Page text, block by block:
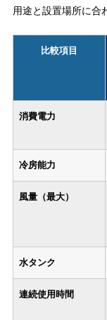
用途と設置場所に合
比較項目
消費電力
冷房能力
風量（最大）
水タンク
連続使用時間